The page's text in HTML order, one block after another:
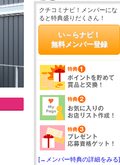
クチコミナビ！メンバーにな
ると特典盛りだくさん！
い～らナビ！
無料メンバー登録
[→メンバー特典の詳細をみる]